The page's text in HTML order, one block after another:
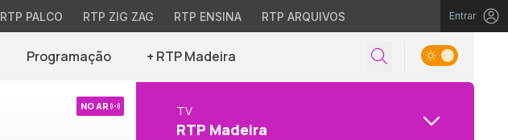
RTP PALCO RTP ZIG ZAG RTP ENSINA RTP ARQUIVOS Entrar
Programação + RTP Madeira
NO AR TV
RTP Madeira